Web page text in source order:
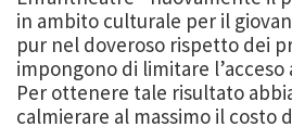
in ambito culturale per il
pur nel doveroso rispetto dei
impongono di limitare
Per ottenere tale risultato
calmierare al massimo il costo